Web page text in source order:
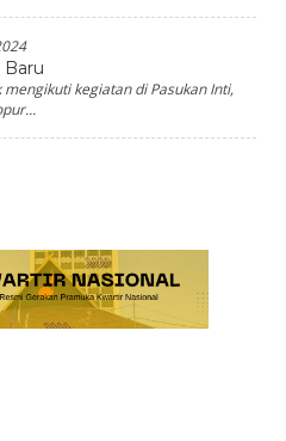
kegiatan di Pasukan Inti,